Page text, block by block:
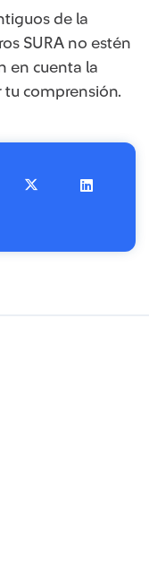
de la
SURA no estén
en cuenta la
tu comprensión.